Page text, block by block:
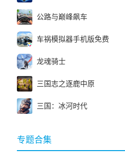
公路与巅峰飙车
车祸模拟器手机版免费
龙魂骑士
三国志之逐鹿中原
三国：冰河时代
专题合集